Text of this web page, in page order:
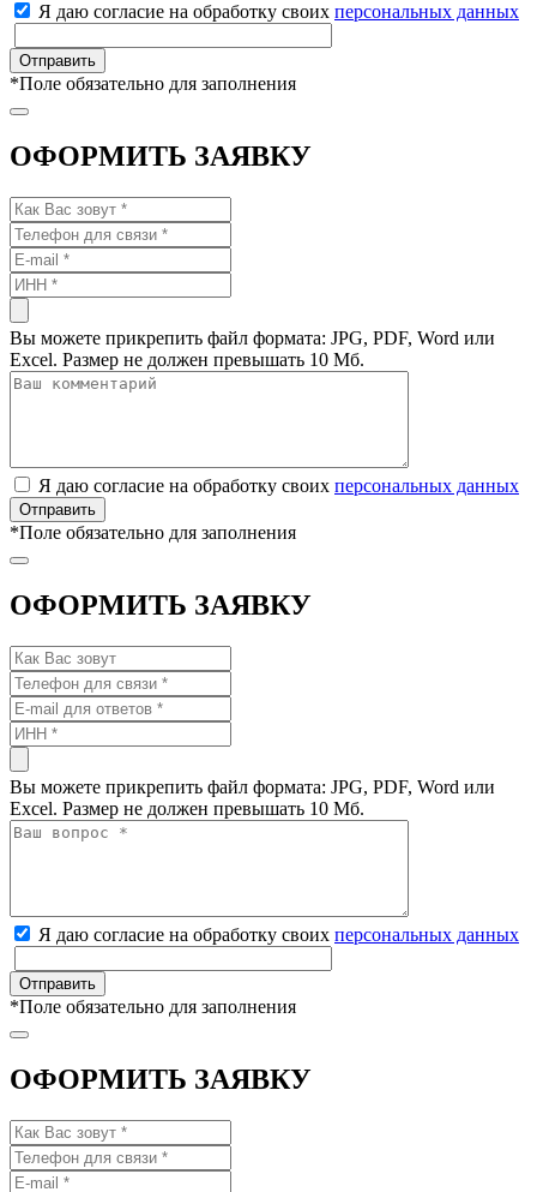
Я даю согласие на обработку своих персональных данных
*Поле обязательно для заполнения
ОФОРМИТЬ ЗАЯВКУ
Вы можете прикрепить файл формата: JPG, PDF, Word или
Excel. Размер не должен превышать 10 Мб.
Я даю согласие на обработку своих персональных данных
*Поле обязательно для заполнения
ОФОРМИТЬ ЗАЯВКУ
Вы можете прикрепить файл формата: JPG, PDF, Word или
Excel. Размер не должен превышать 10 Мб.
Я даю согласие на обработку своих персональных данных
*Поле обязательно для заполнения
ОФОРМИТЬ ЗАЯВКУ